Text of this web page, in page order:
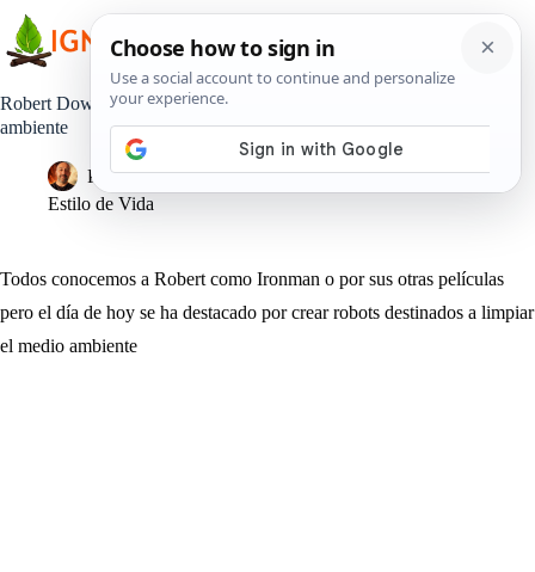
contenido
Robert Downey Jr. está creando robots para limpiar el medio
ambiente
Pedro Lisperguer
20 junio, 2019
Estilo de Vida
Todos conocemos a Robert como Ironman o por sus otras películas
pero el día de hoy se ha destacado por crear robots destinados a limpiar
el medio ambiente